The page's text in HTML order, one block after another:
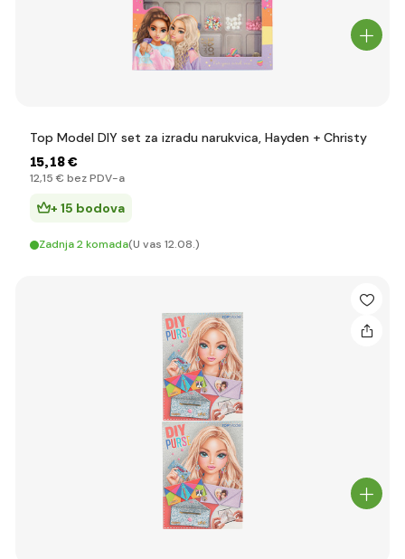
Top Model DIY set za izradu narukvica, Hayden + Christy
15,18 €
12,15 € bez PDV-a
+ 15 bodova
Zadnja 2 komada(U vas 12.08.)